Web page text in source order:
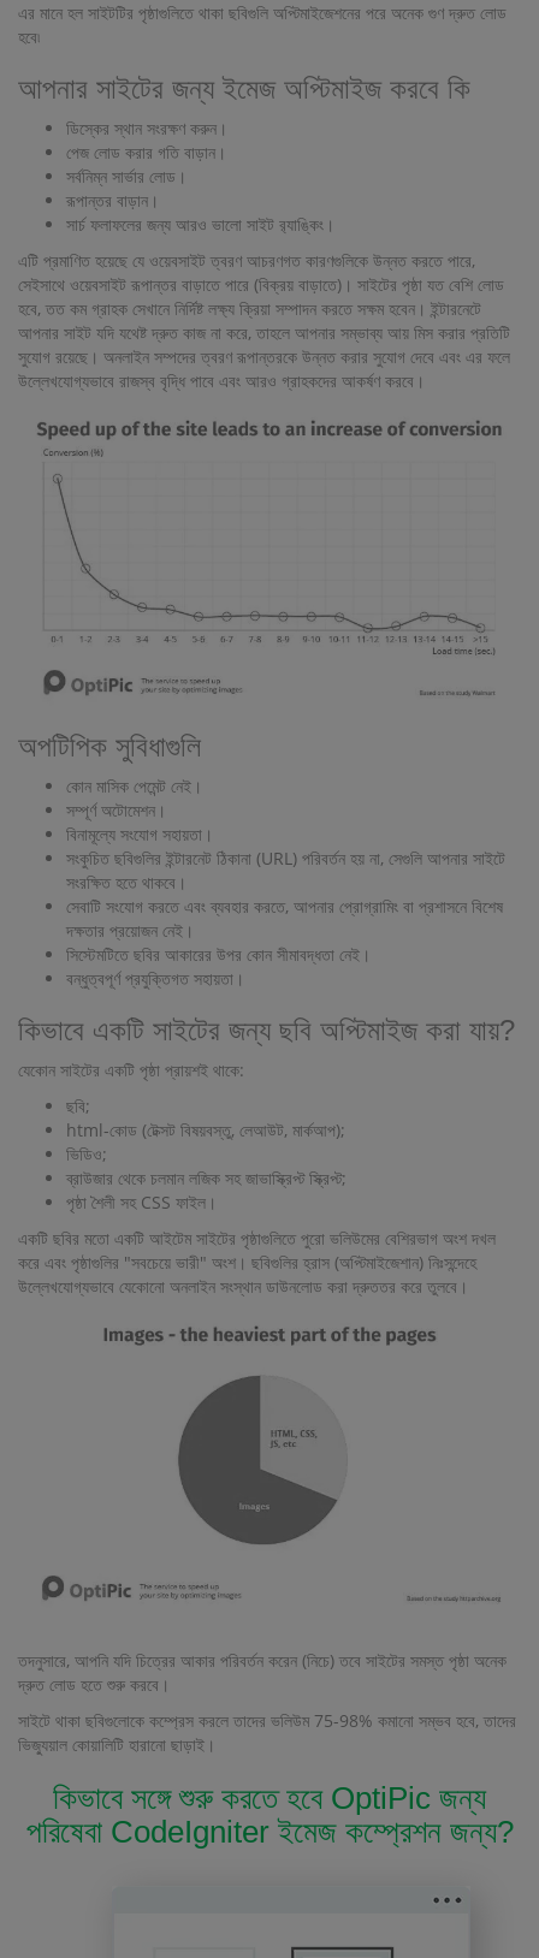
এর মানে হল সাইটটির পৃষ্ঠাগুলিতে থাকা ছবিগুলি অপ্টিমাইজেশনের পরে অনেক গুণ দ্রুত লোড
হবে৷
আপনার সাইটের জন্য ইমেজ অপ্টিমাইজ করবে কি
ডিস্কের স্থান সংরক্ষণ করুন।
পেজ লোড করার গতি বাড়ান।
সর্বনিম্ন সার্ভার লোড।
রূপান্তর বাড়ান।
সার্চ ফলাফলের জন্য আরও ভালো সাইট র‌্যাঙ্কিং।
এটি প্রমাণিত হয়েছে যে ওয়েবসাইট ত্বরণ আচরণগত কারণগুলিকে উন্নত করতে পারে,
সেইসাথে ওয়েবসাইট রূপান্তর বাড়াতে পারে (বিক্রয় বাড়াতে)। সাইটের পৃষ্ঠা যত বেশি লোড
হবে, তত কম গ্রাহক সেখানে নির্দিষ্ট লক্ষ্য ক্রিয়া সম্পাদন করতে সক্ষম হবেন। ইন্টারনেটে
আপনার সাইট যদি যথেষ্ট দ্রুত কাজ না করে, তাহলে আপনার সম্ভাব্য আয় মিস করার প্রতিটি
সুযোগ রয়েছে। অনলাইন সম্পদের ত্বরণ রূপান্তরকে উন্নত করার সুযোগ দেবে এবং এর ফলে
উল্লেখযোগ্যভাবে রাজস্ব বৃদ্ধি পাবে এবং আরও গ্রাহকদের আকর্ষণ করবে।
অপটিপিক সুবিধাগুলি
কোন মাসিক পেমেন্ট নেই।
সম্পূর্ণ অটোমেশন।
বিনামূল্যে সংযোগ সহায়তা।
সংকুচিত ছবিগুলির ইন্টারনেট ঠিকানা (URL) পরিবর্তন হয় না, সেগুলি আপনার সাইটে
সংরক্ষিত হতে থাকবে।
সেবাটি সংযোগ করতে এবং ব্যবহার করতে, আপনার প্রোগ্রামিং বা প্রশাসনে বিশেষ
দক্ষতার প্রয়োজন নেই।
সিস্টেমটিতে ছবির আকারের উপর কোন সীমাবদ্ধতা নেই।
বন্ধুত্বপূর্ণ প্রযুক্তিগত সহায়তা।
কিভাবে একটি সাইটের জন্য ছবি অপ্টিমাইজ করা যায়?
যেকোন সাইটের একটি পৃষ্ঠা প্রায়শই থাকে:
ছবি;
html-কোড (টেক্সট বিষয়বস্তু, লেআউট, মার্কআপ);
ভিডিও;
ব্রাউজার থেকে চলমান লজিক সহ জাভাস্ক্রিপ্ট স্ক্রিপ্ট;
পৃষ্ঠা শৈলী সহ CSS ফাইল।
একটি ছবির মতো একটি আইটেম সাইটের পৃষ্ঠাগুলিতে পুরো ভলিউমের বেশিরভাগ অংশ দখল
করে এবং পৃষ্ঠাগুলির "সবচেয়ে ভারী" অংশ। ছবিগুলির হ্রাস (অপ্টিমাইজেশান) নিঃসন্দেহে
উল্লেখযোগ্যভাবে যেকোনো অনলাইন সংস্থান ডাউনলোড করা দ্রুততর করে তুলবে।
তদনুসারে, আপনি যদি চিত্রের আকার পরিবর্তন করেন (নিচে) তবে সাইটের সমস্ত পৃষ্ঠা অনেক
দ্রুত লোড হতে শুরু করবে।
সাইটে থাকা ছবিগুলোকে কম্প্রেস করলে তাদের ভলিউম 75-98% কমানো সম্ভব হবে, তাদের
ভিজ্যুয়াল কোয়ালিটি হারানো ছাড়াই।
কিভাবে সঙ্গে শুরু করতে হবে OptiPic জন্য
পরিষেবা CodeIgniter ইমেজ কম্প্রেশন জন্য?